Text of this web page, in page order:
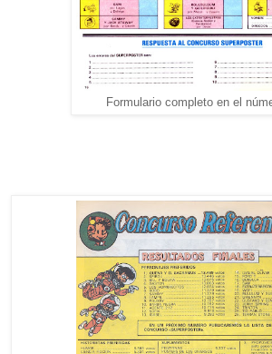
Formulario completo en el